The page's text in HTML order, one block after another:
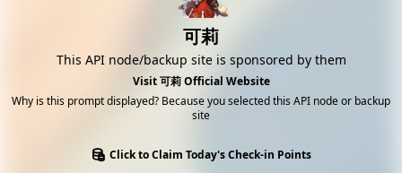
可莉
This API node/backup site is sponsored by them
Visit 可莉 Official Website
Why is this prompt displayed? Because you selected this API node or backup
site
Click to Claim Today's Check-in Points